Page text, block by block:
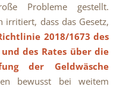
Probleme gestellt.
irritiert, dass das Gesetz,
2018/1673 des
des Rates über die
der Geldwäsche
bewusst bei weitem